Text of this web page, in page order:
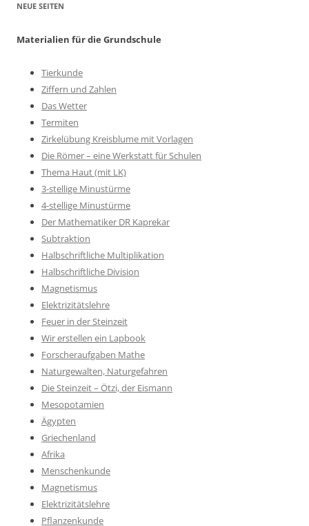
NEUE SEITEN
Materialien für die Grundschule
Tierkunde
Ziffern und Zahlen
Das Wetter
Termiten
Zirkelübung Kreisblume mit Vorlagen
Die Römer – eine Werkstatt für Schulen
Thema Haut (mit LK)
3-stellige Minustürme
4-stellige Minustürme
Der Mathematiker DR Kaprekar
Subtraktion
Halbschriftliche Multiplikation
Halbschriftliche Division
Magnetismus
Elektrizitätslehre
Feuer in der Steinzeit
Wir erstellen ein Lapbook
Forscheraufgaben Mathe
Naturgewalten, Naturgefahren
Die Steinzeit – Ötzi, der Eismann
Mesopotamien
Ägypten
Griechenland
Afrika
Menschenkunde
Magnetismus
Elektrizitätslehre
Pflanzenkunde